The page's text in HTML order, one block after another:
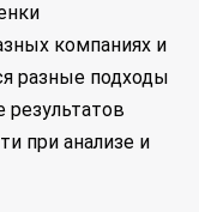
компаниях и
разные подходы
результатов
при анализе и